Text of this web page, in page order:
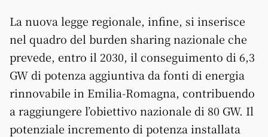
La nuova legge regionale, infine, si inserisce
nel quadro del burden sharing nazionale che
prevede, entro il 2030, il conseguimento di 6,3
GW di potenza aggiuntiva da fonti di energia
rinnovabile in Emilia-Romagna, contribuendo
a raggiungere l’obiettivo nazionale di 80 GW. Il
potenziale incremento di potenza installata